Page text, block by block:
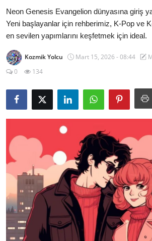
Anime Önerileri
Kore Dünyası
Anime Karakterleri
Dizi & Film
Neon Genesis Evangelion dünyasına giriş
Yeni başlayanlar için rehberimiz, K-Pop ve
en sevilen yapımlarını keşfetmek için ideal.
Kozmik Yolcu Mart 15, 2026 - 08:44
0
134